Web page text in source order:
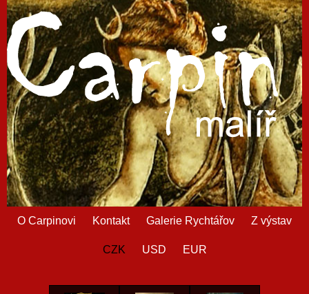
O Carpinovi Kontakt Galerie Rychtářov Z výstav
CZK USD EUR